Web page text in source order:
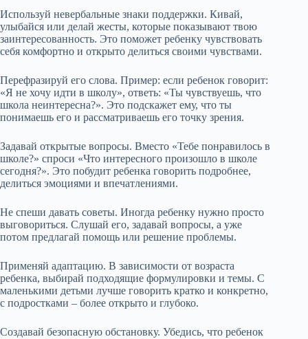
Используй невербальные знаки поддержки. Кивай,
улыбайся или делай жесты, которые показывают твою
заинтересованность. Это поможет ребенку чувствовать
себя комфортно и открыто делиться своими чувствами.
Перефразируй его слова. Пример: если ребенок говорит:
«Я не хочу идти в школу», ответь: «Ты чувствуешь, что
школа неинтересна?». Это подскажет ему, что ты
понимаешь его и рассматриваешь его точку зрения.
Задавай открытые вопросы. Вместо «Тебе понравилось в
школе?» спроси «Что интересного произошло в школе
сегодня?». Это побудит ребенка говорить подробнее,
делиться эмоциями и впечатлениями.
Не спеши давать советы. Иногда ребенку нужно просто
выговориться. Слушай его, задавай вопросы, а уже
потом предлагай помощь или решение проблемы.
Применяй адаптацию. В зависимости от возраста
ребенка, выбирай подходящие формулировки и темы. С
маленькими детьми лучше говорить кратко и конкретно,
с подростками – более открыто и глубоко.
Создавай безопасную обстановку. Убедись, что ребенок